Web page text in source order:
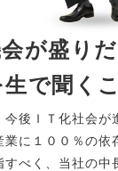
が盛りだ
で聞く
後ＩＴ化社会が
に１００％の
べく、当社の